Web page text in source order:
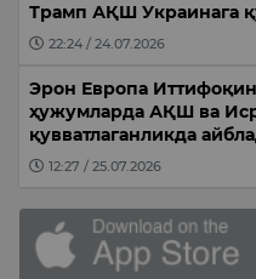
Трамп АҚШ Украинага
22:24 / 24.07.2026
Эрон Европа
ҳужумларда АҚШ ва
қувватлаганликда
12:27 / 25.07.2026